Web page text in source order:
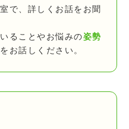
で、詳しくお話をお聞
ることやお悩みの姿勢
お話しください。